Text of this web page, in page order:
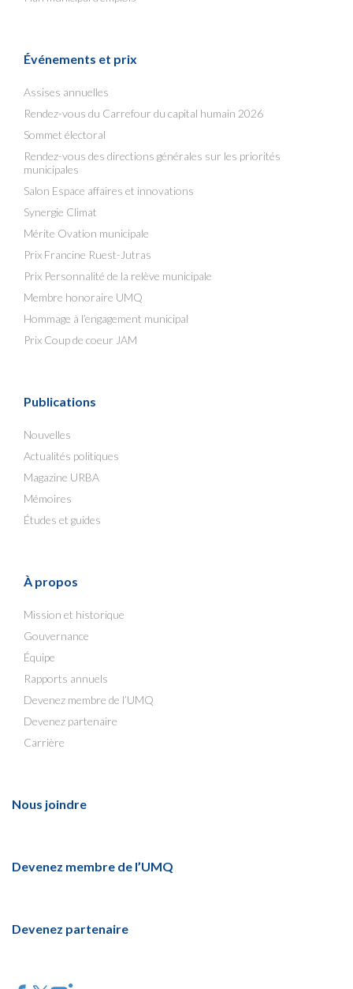
Événements et prix
Assises annuelles
Rendez-vous du Carrefour du capital humain 2026
Sommet électoral
Rendez-vous des directions générales sur les priorités
municipales
Salon Espace affaires et innovations
Synergie Climat
Mérite Ovation municipale
Prix Francine Ruest-Jutras
Prix Personnalité de la relève municipale
Membre honoraire UMQ
Hommage à l’engagement municipal
Prix Coup de coeur JAM
Publications
Nouvelles
Actualités politiques
Magazine URBA
Mémoires
Études et guides
À propos
Mission et historique
Gouvernance
Équipe
Rapports annuels
Devenez membre de l’UMQ
Devenez partenaire
Carrière
Nous joindre
Devenez membre de l’UMQ
Devenez partenaire